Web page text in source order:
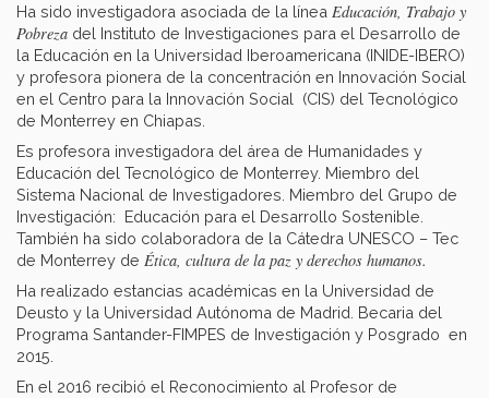
Ha sido investigadora asociada de la línea Educación, Trabajo y
Pobreza del Instituto de Investigaciones para el Desarrollo de
la Educación en la Universidad Iberoamericana (INIDE-IBERO)
y profesora pionera de la concentración en Innovación Social
en el Centro para la Innovación Social (CIS) del Tecnológico
de Monterrey en Chiapas.
Es profesora investigadora del área de Humanidades y
Educación del Tecnológico de Monterrey. Miembro del
Sistema Nacional de Investigadores. Miembro del Grupo de
Investigación: Educación para el Desarrollo Sostenible.
También ha sido colaboradora de la Cátedra UNESCO – Tec
de Monterrey de Ética, cultura de la paz y derechos humanos.
Ha realizado estancias académicas en la Universidad de
Deusto y la Universidad Autónoma de Madrid. Becaria del
Programa Santander-FIMPES de Investigación y Posgrado en
2015.
En el 2016 recibió el Reconocimiento al Profesor de